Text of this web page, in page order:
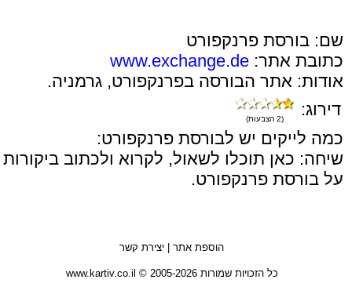
שם: בורסת פרנקפורט
כתובת אתר: www.exchange.de
אודות: אתר הבורסה בפרנקפורט, גרמניה.
דירוג:
(2 הצבעות)
כמה לייקים יש לבורסת פרנקפורט:
שיחה: כאן תוכלו לשאול, לקרוא ולכתוב ביקורות
על בורסת פרנקפורט.
הוספת אתר | יצירת קשר
כל הזכויות שמורות 2005-2026 © www.kartiv.co.il